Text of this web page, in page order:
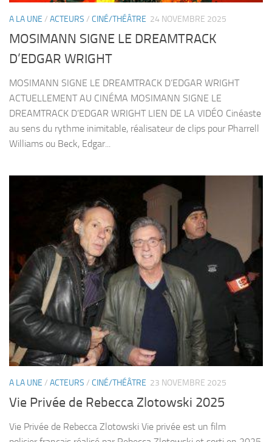
A LA UNE / ACTEURS / CINÉ/THÉÂTRE 24 NOVEMBRE 2025
MOSIMANN SIGNE LE DREAMTRACK
D’EDGAR WRIGHT
MOSIMANN SIGNE LE DREAMTRACK D’EDGAR WRIGHT
ACTUELLEMENT AU CINÉMA MOSIMANN SIGNE LE
DREAMTRACK D’EDGAR WRIGHT LIEN DE LA VIDÉO Cinéaste
au sens du rythme inimitable, réalisateur de clips pour Pharrell
Williams ou Beck, Edgar...
A LA UNE / ACTEURS / CINÉ/THÉÂTRE 23 NOVEMBRE 2025
Vie Privée de Rebecca Zlotowski 2025
Vie Privée de Rebecca Zlotowski Vie privée est un film